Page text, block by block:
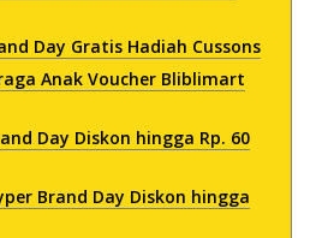
Day Gratis Hadiah Cussons
Anak Voucher Bliblimart
Day Diskon hingga Rp. 60
Brand Day Diskon hingga